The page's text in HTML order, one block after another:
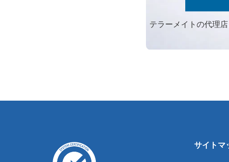
テラーメイトの代理
サイトマ